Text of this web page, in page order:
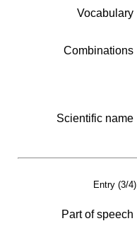
Vocabulary
Combinations
Scientific name
Entry (3/4)
Part of speech